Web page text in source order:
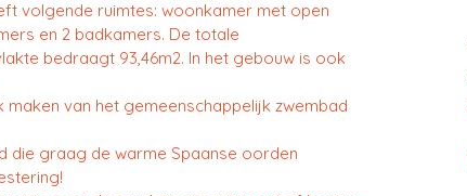
volgende ruimtes: woonkamer met open
en 2 badkamers. De totale
bedraagt 93,46m2. In het gebouw is ook
maken van het gemeenschappelijk zwembad
die graag de warme Spaanse oorden